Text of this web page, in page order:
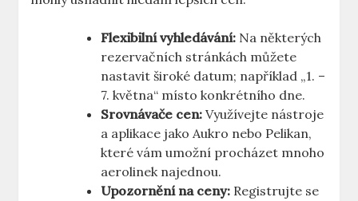
Flexibilní vyhledávání: Na některých
rezervačních stránkách můžete
nastavit široké datum; například „1. –
7. května“ místo konkrétního dne.
Srovnávače cen: Využívejte nástroje
a aplikace jako Aukro nebo Pelikan,
které vám umožní procházet mnoho
aerolinek najednou.
Upozornění na ceny: Registrujte se